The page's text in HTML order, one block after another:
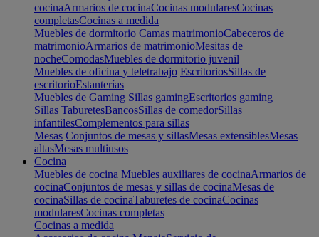
cocinaArmarios de cocinaCocinas modularesCocinas
completasCocinas a medida
Muebles de dormitorio Camas matrimonioCabeceros de
matrimonioArmarios de matrimonioMesitas de
nocheComodasMuebles de dormitorio juvenil
Muebles de oficina y teletrabajo EscritoriosSillas de
escritorioEstanterías
Muebles de Gaming Sillas gamingEscritorios gaming
Sillas TaburetesBancosSillas de comedorSillas
infantilesComplementos para sillas
Mesas Conjuntos de mesas y sillasMesas extensiblesMesas
altasMesas multiusos
Cocina
Muebles de cocina Muebles auxiliares de cocinaArmarios de
cocinaConjuntos de mesas y sillas de cocinaMesas de
cocinaSillas de cocinaTaburetes de cocinaCocinas
modularesCocinas completas
Cocinas a medida